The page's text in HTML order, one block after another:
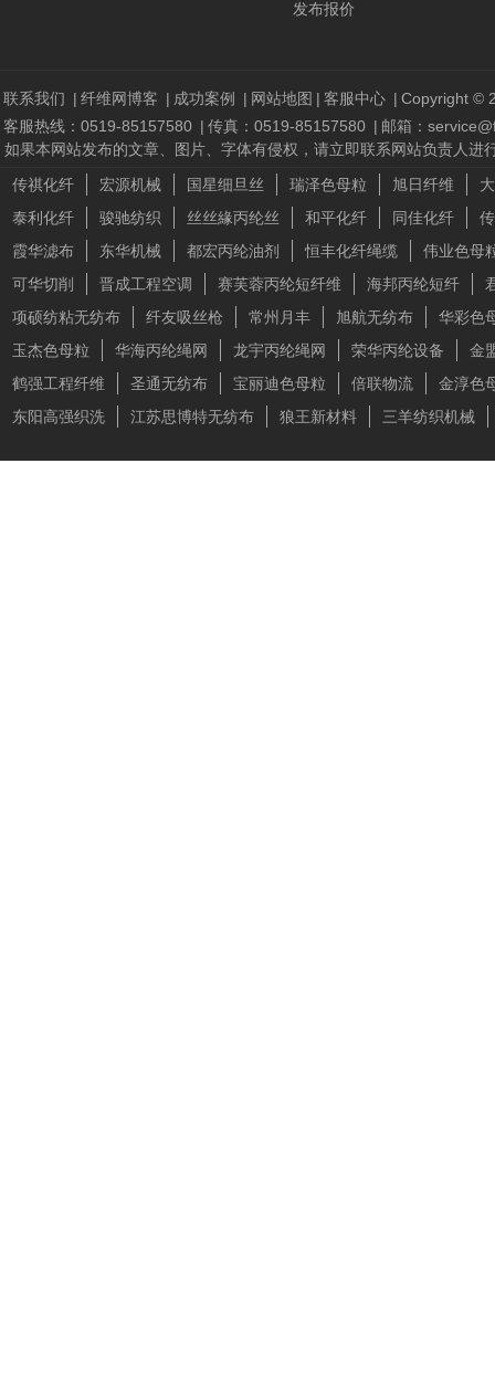
发布报价
联系我们 | 纤维网博客 | 成功案例 | 网站地图 | 客服中心 | Copyright ©
客服热线：0519-85157580 | 传真：0519-85157580 | 邮箱：
如果本网站发布的文章、图片、字体有侵权，请立即联系网站负责人
传祺化纤
宏源机械 国星细旦丝 瑞泽色母粒 旭日纤维
泰利化纤
骏驰纺织 丝丝緣丙纶丝 和平化纤 同佳化纤
霞华滤布
东华机械 都宏丙纶油剂 恒丰化纤绳缆
伟业色母
可华切削
晋成工程空调 赛芙蓉丙纶短纤维 海邦丙纶短纤
项硕纺粘无纺布
纤友吸丝枪 常州月丰 旭航无纺布
华彩色
玉杰色母粒
华海丙纶绳网 龙宇丙纶绳网 荣华丙纶设备
金
鹤强工程纤维
圣通无纺布 宝丽迪色母粒 倍联物流
金淳色
东阳高强织洗
江苏思博特无纺布 狼王新材料 三羊纺织机械